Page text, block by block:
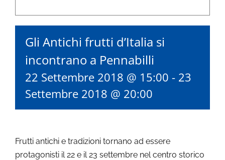
Gli Antichi frutti d’Italia si
incontrano a Pennabilli
22 Settembre 2018 @ 15:00 - 23
Settembre 2018 @ 20:00
Frutti antichi e tradizioni tornano ad essere
protagonisti il 22 e il 23 settembre nel centro storico